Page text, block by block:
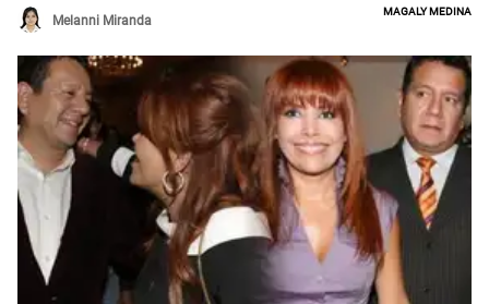
Melanni Miranda
Magaly Medina